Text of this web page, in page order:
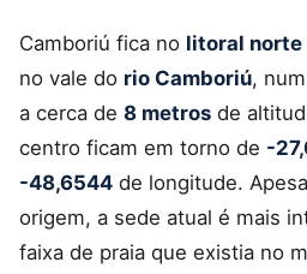
Camboriú fica no litoral norte
no vale do rio Camboriú,
a cerca de 8 metros de
centro ficam em torno de -
-48,6544 de longitude.
origem, a sede atual é mais
faixa de praia que existia no